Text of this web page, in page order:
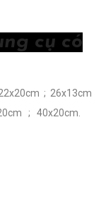
cụ có
; 26x13cm
; 40x20cm.